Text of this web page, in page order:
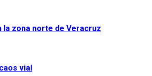
zona norte de Veracruz
vial